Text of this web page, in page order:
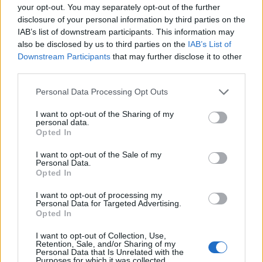
your opt-out. You may separately opt-out of the further
disclosure of your personal information by third parties on the
IAB’s list of downstream participants. This information may
also be disclosed by us to third parties on the IAB’s List of
Downstream Participants that may further disclose it to other
Please note that this website/app uses one or more Google
not limited to your visit or usage behaviour. You may click to
grant or deny consent to Google and its third-party tags to
use your data for below specified purposes in below Google
consent section.
Personal Data Processing Opt Outs
I want to opt-out of the Sharing of my
personal data.
Opted In
I want to opt-out of the Sale of my
Personal Data.
Opted In
I want to opt-out of processing my
Personal Data for Targeted Advertising.
Opted In
I want to opt-out of Collection, Use,
Retention, Sale, and/or Sharing of my
Personal Data that Is Unrelated with the
Purposes for which it was collected.
Ελένη Βουλγαράκη – Φώτης Ιωαννίδης:
Βόλτα στο κέντρο της Αθήνας για το
ζευγάρι – Φωτογραφίες
News
Ελένη Βουλγαράκη – Φώτης Ιωαννίδης: Η
μεγάλη αλλαγή στη ζωή τους στην
Πορτογαλία
News
Ελένη Βουλγαράκη: H έκπληξη του Φώτη